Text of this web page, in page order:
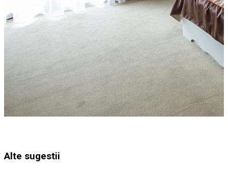
Alte sugestii